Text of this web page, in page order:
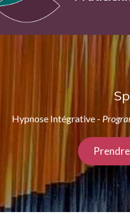
Hypnose Intégrative -